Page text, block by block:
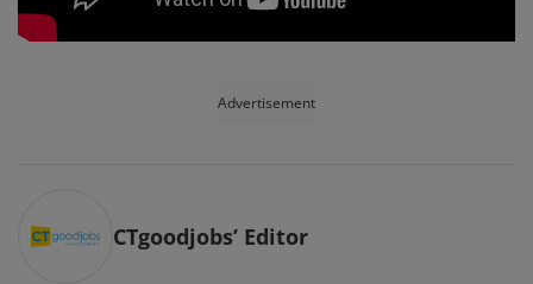
Advertisement
CTgoodjobs’ Editor